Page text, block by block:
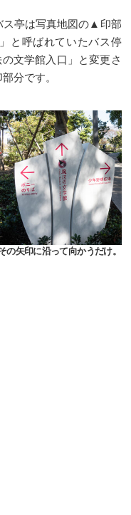
ス亭は写真地図の▲印部
と呼ばれていたバス停
文学館入口」と変更さ
分です。
矢印に沿って向かうだけ。